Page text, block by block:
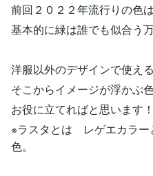
前回２０２２年流行りの色
基本的に緑は誰でも似合う
洋服以外のデザインで使える
そこからイメージが浮かぶ
お役に立てればと思います！
※ラスタとは レゲエカラー
色。